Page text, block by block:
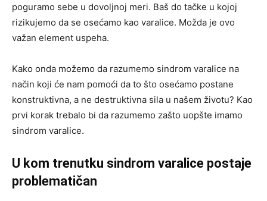
poguramo sebe u dovoljnoj meri. Baš do tačke u kojoj
rizikujemo da se osećamo kao varalice. Možda je ovo
važan element uspeha.
Kako onda možemo da razumemo sindrom varalice na
način koji će nam pomoći da to što osećamo postane
konstruktivna, a ne destruktivna sila u našem životu? Kao
prvi korak trebalo bi da razumemo zašto uopšte imamo
sindrom varalice.
U kom trenutku sindrom varalice postaje
problematičan